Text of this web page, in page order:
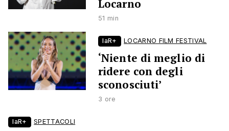
Locarno
51 min
laR+ LOCARNO FILM FESTIVAL
‘Niente di meglio di
ridere con degli
sconosciuti’
3 ore
laR+ SPETTACOLI